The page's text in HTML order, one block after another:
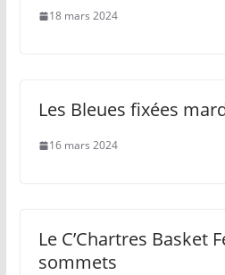
18 mars 2024
Les Bleues fixées
16 mars 2024
Le C’Chartres Basket
sommets